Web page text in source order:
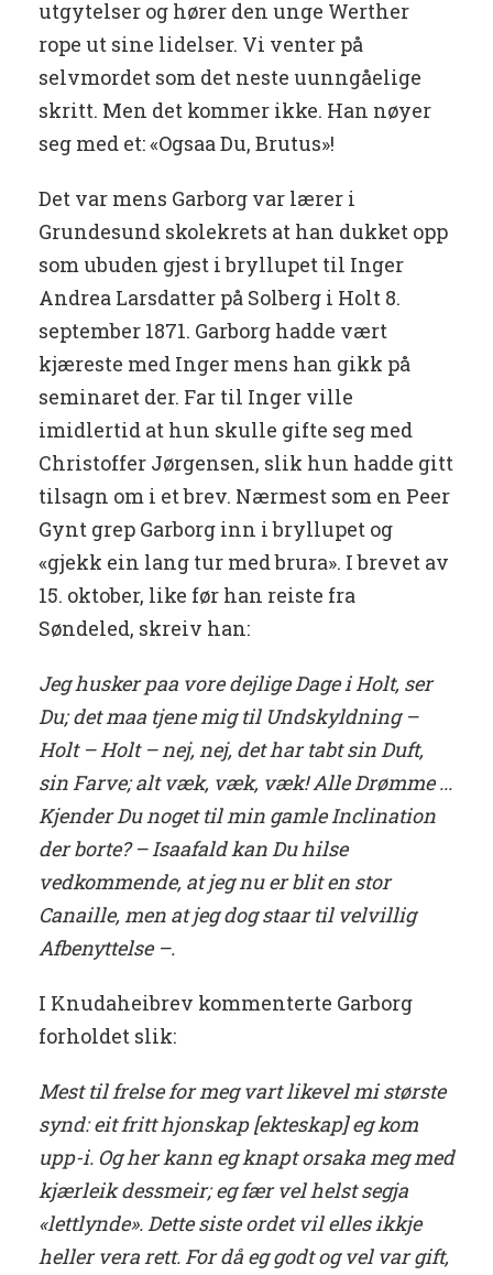
utgytelser og hører den unge Werther
rope ut sine lidelser. Vi venter på
selvmordet som det neste uunngåelige
skritt. Men det kommer ikke. Han nøyer
seg med et: «Ogsaa Du, Brutus»!
Det var mens Garborg var lærer i
Grundesund skolekrets at han dukket opp
som ubuden gjest i bryllupet til Inger
Andrea Larsdatter på Solberg i Holt 8.
september 1871. Garborg hadde vært
kjæreste med Inger mens han gikk på
seminaret der. Far til Inger ville
imidlertid at hun skulle gifte seg med
Christoffer Jørgensen, slik hun hadde gitt
tilsagn om i et brev. Nærmest som en Peer
Gynt grep Garborg inn i bryllupet og
«gjekk ein lang tur med brura». I brevet av
15. oktober, like før han reiste fra
Søndeled, skreiv han:
Jeg husker paa vore dejlige Dage i Holt, ser
Du; det maa tjene mig til Undskyldning –
Holt – Holt – nej, nej, det har tabt sin Duft,
sin Farve; alt væk, væk, væk! Alle Drømme ...
Kjender Du noget til min gamle Inclination
der borte? – Isaafald kan Du hilse
vedkommende, at jeg nu er blit en stor
Canaille, men at jeg dog staar til velvillig
Afbenyttelse –.
I Knudaheibrev kommenterte Garborg
forholdet slik:
Mest til frelse for meg vart likevel mi største
synd: eit fritt hjonskap [ekteskap] eg kom
upp-i. Og her kann eg knapt orsaka meg med
kjærleik dessmeir; eg fær vel helst segja
«lettlynde». Dette siste ordet vil elles ikkje
heller vera rett. For då eg godt og vel var gift,